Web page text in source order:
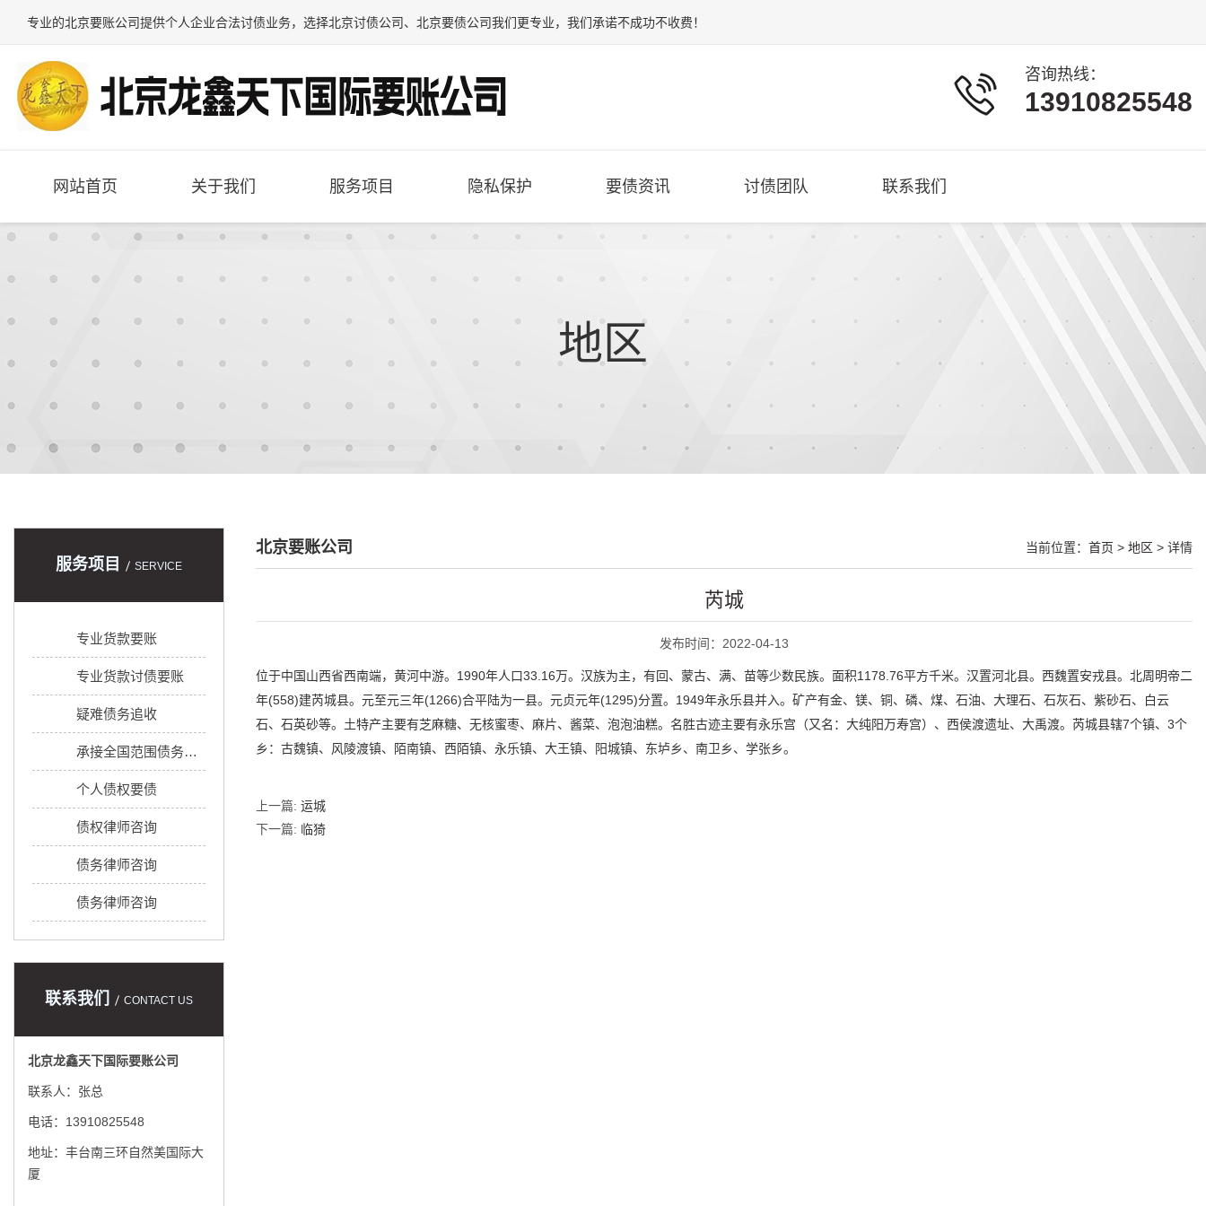
专业的北京要账公司提供个人企业合法讨债业务，选择北京讨债公司、 北京要债公司我们更专业，我们承诺不成功不收费！
咨询热线：
13910825548
网站首页 关于我们 服务项目 隐私保护 要债资讯 讨债团队 联系我们
地区
服务项目 SERVICE
专业货款要账
专业货款讨债要账
疑难债务追收
承接全国范围债务追收
个人债权要债
债权律师咨询
债务律师咨询
债务律师咨询
联系我们 CONTACT US
北京龙鑫天下国际要账公司
联系人：张总
电话：13910825548
地址：丰台南三环自然美国际大
厦
北京要账公司 当前位置： 首页 > 地区 > 详情
芮城
发布时间：2022-04-13
位于中国山西省西南端，黄河中游。1990年人口33.16万。汉族为主，有回、蒙古、满、苗等少数民族。面积1178.76平方千米。汉置河北县。西魏置安戎县。北周明帝二
年(558)建芮城县。元至元三年(1266)合平陆为一县。元贞元年(1295)分置。1949年永乐县并入。矿产有金、镁、铜、磷、煤、石油、大理石、石灰石、紫砂石、白云
石、石英砂等。土特产主要有芝麻糖、无核蜜枣、麻片、酱菜、泡泡油糕。名胜古迹主要有永乐宫（又名：大纯阳万寿宫）、西侯渡遗址、大禹渡。芮城县辖7个镇、3个
乡：古魏镇、风陵渡镇、陌南镇、西陌镇、永乐镇、大王镇、阳城镇、东垆乡、南卫乡、学张乡。
上一篇: 运城
下一篇: 临猗